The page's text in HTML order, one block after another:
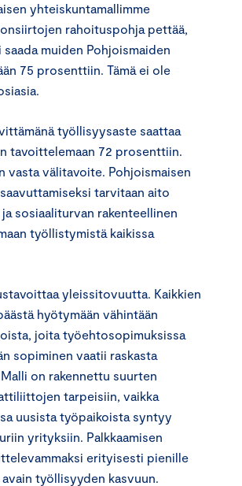
yhteiskuntamallimme
rahoituspohja pettää,
muiden Pohjoismaiden
75 prosenttiin. Tämä ei ole
työllisyysaste saattaa
tavoittelemaan 72 prosenttiin.
vasta välitavoite. Pohjoismaisen
tarvitaan aito
sosiaaliturvan rakenteellinen
työllistymistä kaikissa
yleissitovuutta. Kaikkien
hyötymään vähintään
joita työehtosopimuksissa
sopiminen vaatii raskasta
on rakennettu suurten
tarpeisiin, vaikka
uusista työpaikoista syntyy
yrityksiin. Palkkaamisen
erityisesti pienille
työllisyyden kasvuun.